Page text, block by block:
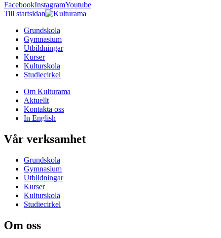
FacebookInstagramYoutube
Till startsidan
Grundskola
Gymnasium
Utbildningar
Kurser
Kulturskola
Studiecirkel
Om Kulturama
Aktuellt
Kontakta oss
In English
Vår verksamhet
Grundskola
Gymnasium
Utbildningar
Kurser
Kulturskola
Studiecirkel
Om oss